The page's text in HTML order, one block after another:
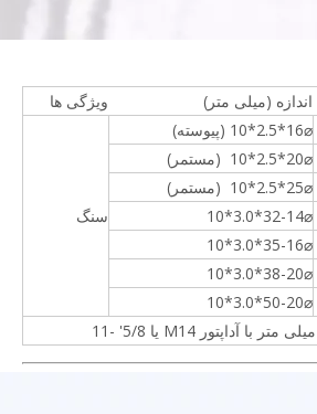
اندازه (میلی متر)
ویژگی ها
⌀16*2.5*10 (پیوسته)
سنگ
⌀20*2.5*10 (مستمر)
⌀25*2.5*10 (مستمر)
⌀32-14*3.0*10
⌀35-16*3.0*10
⌀38-20*3.0*10
⌀50-20*3.0*10